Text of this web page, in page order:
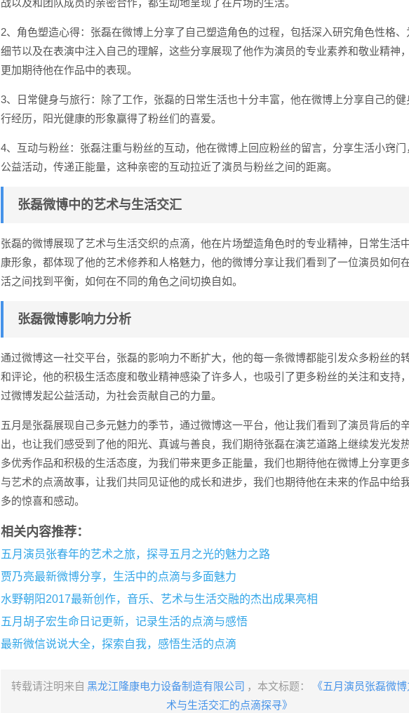
战以及和团队成员的亲密合作，都生动地呈现了在片场的生活。
2、角色塑造心得：张磊在微博上分享了自己塑造角色的过程，包括深入研究角色性格
细节以及在表演中注入自己的理解，这些分享展现了他作为演员的专业素养和敬业精神
更加期待他在作品中的表现。
3、日常健身与旅行：除了工作，张磊的日常生活也十分丰富，他在微博上分享自己的
行经历，阳光健康的形象赢得了粉丝们的喜爱。
4、互动与粉丝：张磊注重与粉丝的互动，他在微博上回应粉丝的留言，分享生活小窍
公益活动，传递正能量，这种亲密的互动拉近了演员与粉丝之间的距离。
张磊微博中的艺术与生活交汇
张磊的微博展现了艺术与生活交织的点滴，他在片场塑造角色时的专业精神，日常生活
康形象，都体现了他的艺术修养和人格魅力，他的微博分享让我们看到了一位演员如何
活之间找到平衡，如何在不同的角色之间切换自如。
张磊微博影响力分析
通过微博这一社交平台，张磊的影响力不断扩大，他的每一条微博都能引发众多粉丝的
和评论，他的积极生活态度和敬业精神感染了许多人，也吸引了更多粉丝的关注和支持
过微博发起公益活动，为社会贡献自己的力量。
五月是张磊展现自己多元魅力的季节，通过微博这一平台，他让我们看到了演员背后的
出，也让我们感受到了他的阳光、真诚与善良，我们期待张磊在演艺道路上继续发光发
多优秀作品和积极的生活态度，为我们带来更多正能量，我们也期待他在微博上分享更
与艺术的点滴故事，让我们共同见证他的成长和进步，我们也期待他在未来的作品中给
多的惊喜和感动。
相关内容推荐：
五月演员张春年的艺术之旅，探寻五月之光的魅力之路
贾乃亮最新微博分享，生活中的点滴与多面魅力
水野朝阳2017最新创作，音乐、艺术与生活交融的杰出成果亮相
五月胡子宏生命日记更新，记录生活的点滴与感悟
最新微信说说大全，探索自我，感悟生活的点滴
转载请注明来自 黑龙江隆康电力设备制造有限公司 ，本文标题：
《五月演员张磊微
术与生活交汇的点滴探寻》